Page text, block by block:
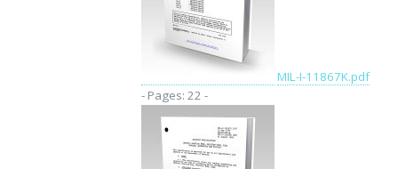
MIL-I-11867K.pdf
- Pages: 22 -